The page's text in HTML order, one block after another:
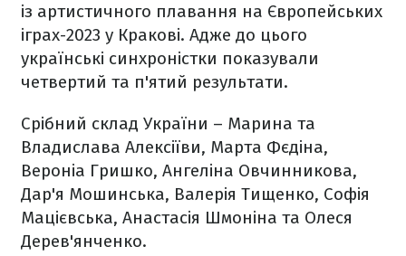
із артистичного плавання на Європейських
іграх-2023 у Кракові. Адже до цього
українські синхроністки показували
четвертий та п'ятий результати.
Срібний склад України – Марина та
Владислава Алексіїви, Марта Фєдіна,
Вероніа Гришко, Ангеліна Овчинникова,
Дар'я Мошинська, Валерія Тищенко, Софія
Мацієвська, Анастасія Шмоніна та Олеся
Дерев'янченко.